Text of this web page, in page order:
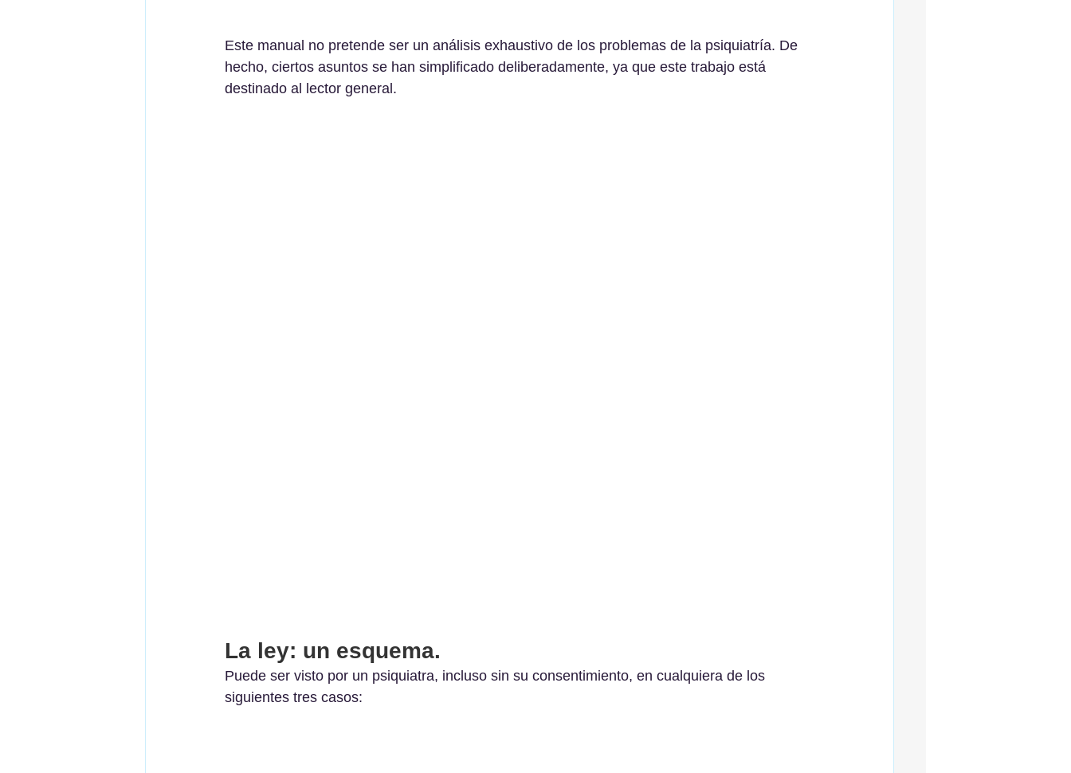
Este manual no pretende ser un análisis exhaustivo de los problemas de la psiquiatría. De
hecho, ciertos asuntos se han simplificado deliberadamente, ya que este trabajo está
destinado al lector general.
La ley: un esquema.
Puede ser visto por un psiquiatra, incluso sin su consentimiento, en cualquiera de los
siguientes tres casos: